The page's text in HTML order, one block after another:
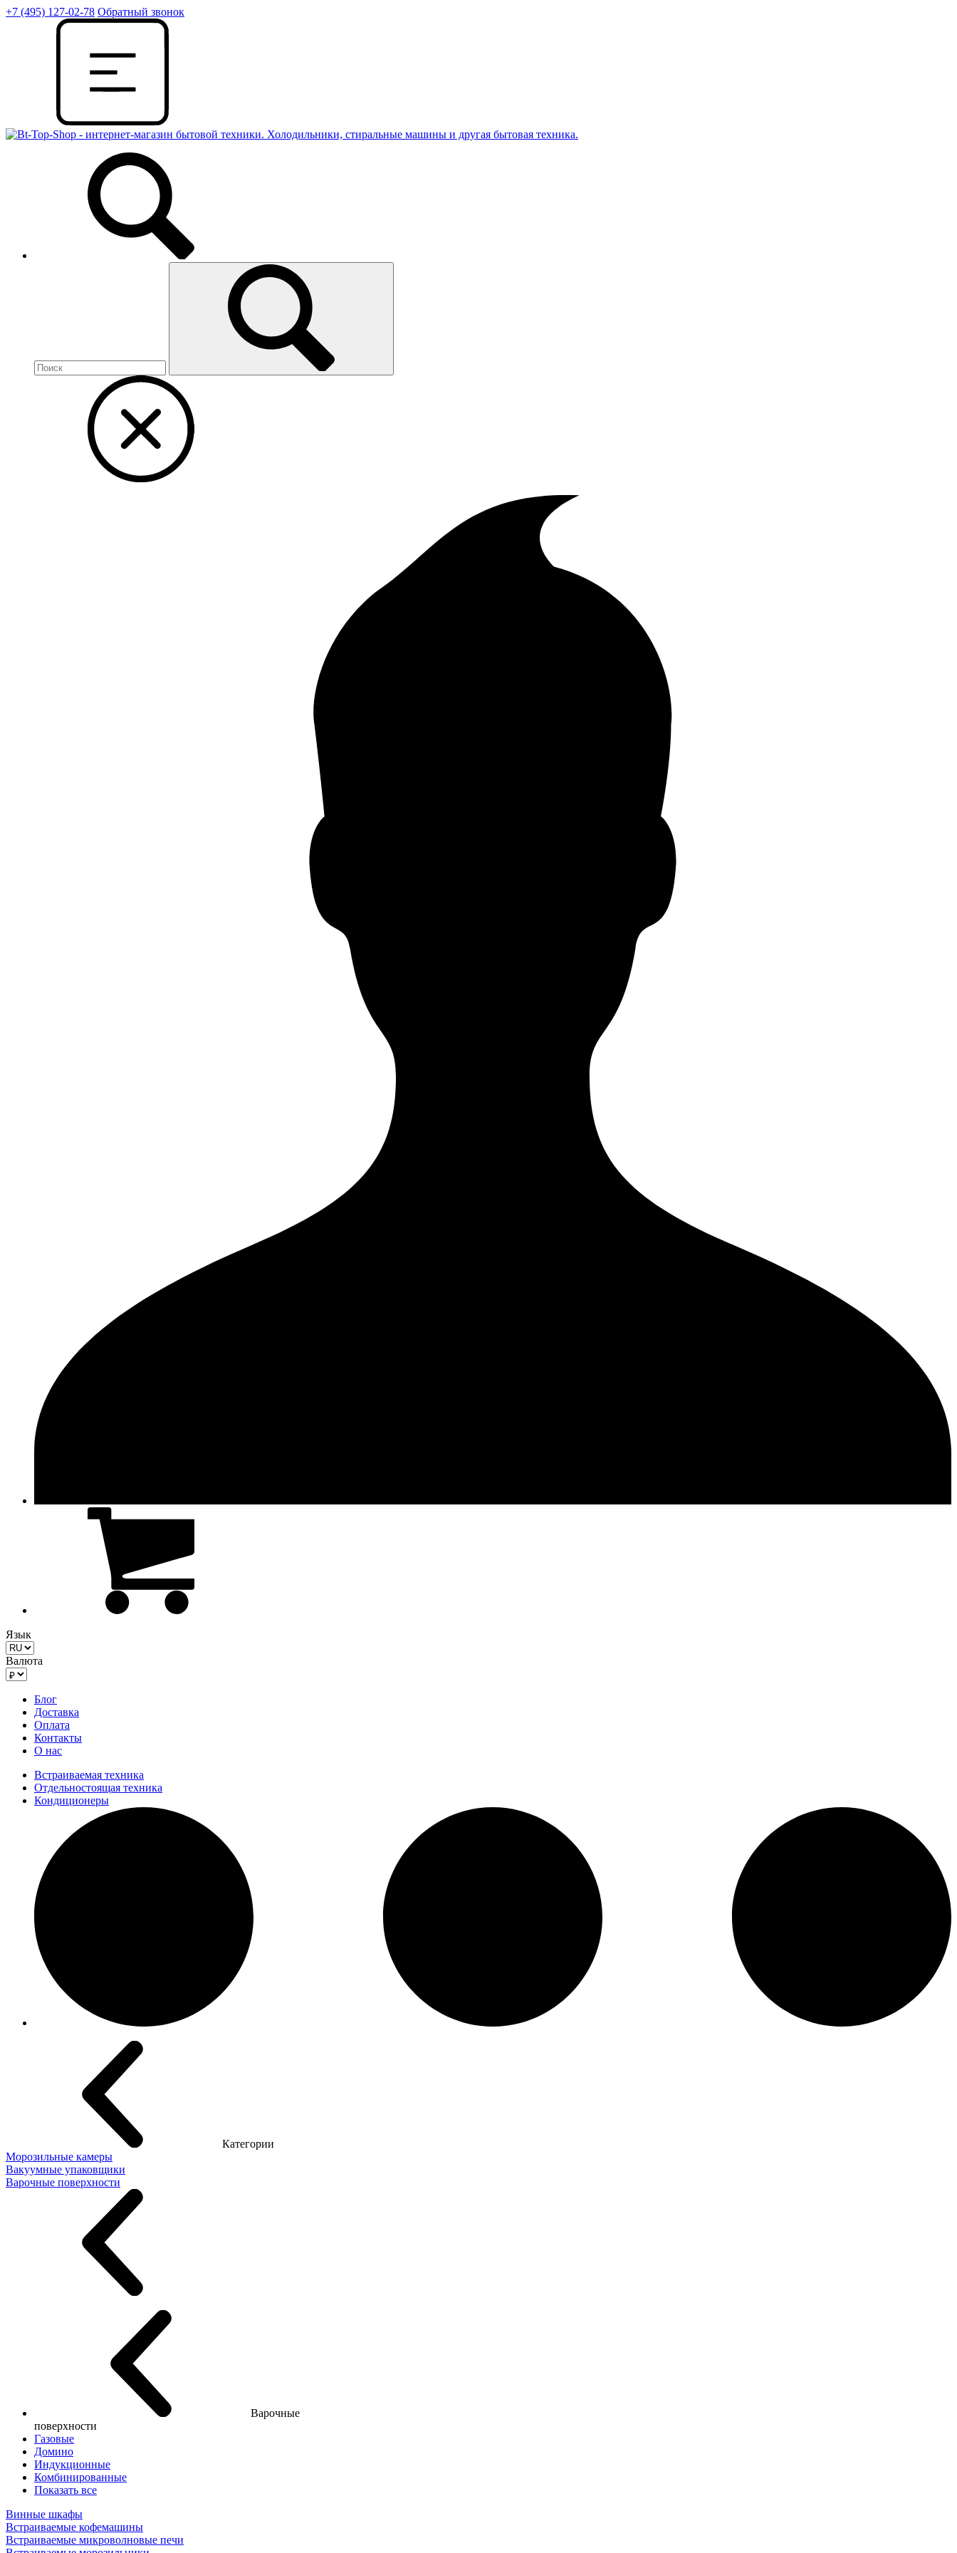
+7 (495) 127-02-78 Обратный звонок
Язык
Валюта
Блог
Доставка
Оплата
Контакты
О нас
Встраиваемая техника
Отдельностоящая техника
Кондиционеры
Категории
Морозильные камеры
Вакуумные упаковщики
Варочные поверхности
Варочные
поверхности
Газовые
Домино
Индукционные
Комбинированные
Показать все
Винные шкафы
Встраиваемые кофемашины
Встраиваемые микроволновые печи